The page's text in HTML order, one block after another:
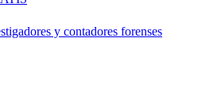
y contadores forenses